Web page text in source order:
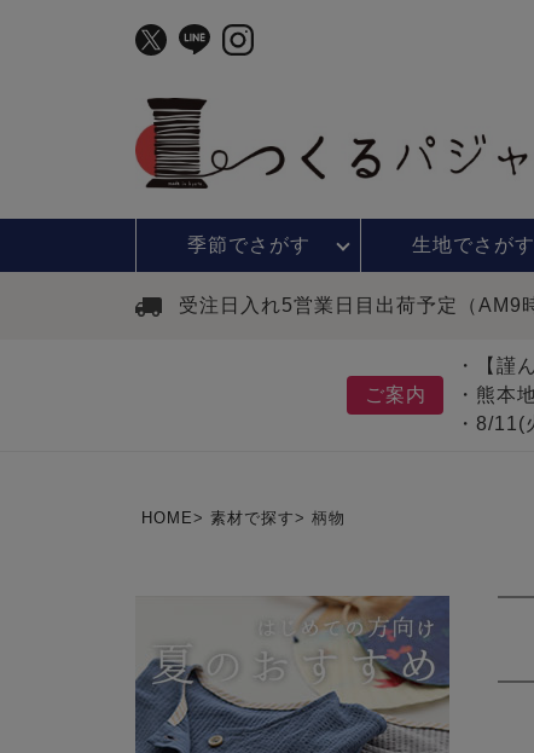
季節でさがす 生地でさがす
受注日入れ5営業日目出荷予定（AM9
ご案内
・【謹
・熊本
・8/
HOME 素材で探す 柄物